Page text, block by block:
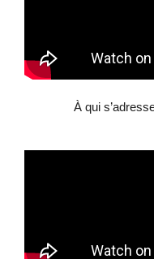
À qui